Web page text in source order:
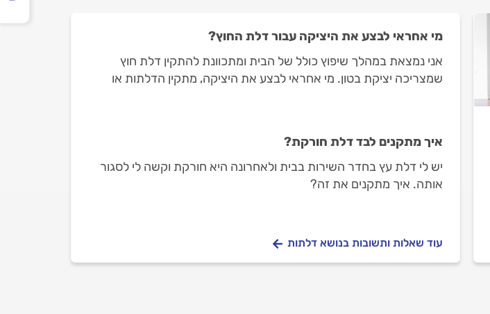
מי אחראי לבצע את היציקה עבור דלת החוץ?
אני נמצאת במהלך שיפוץ כולל של הבית ומתכוונת להתקין דלת חוץ
שמצריכה יציקת בטון. מי אחראי לבצע את היציקה, מתקין הדלתות או
איך מתקנים לבד דלת חורקת?
יש לי דלת עץ בחדר השירות בבית ולאחרונה היא חורקת וקשה לי לסגור
אותה. איך מתקנים את זה?
עוד שאלות ותשובות בנושא דלתות